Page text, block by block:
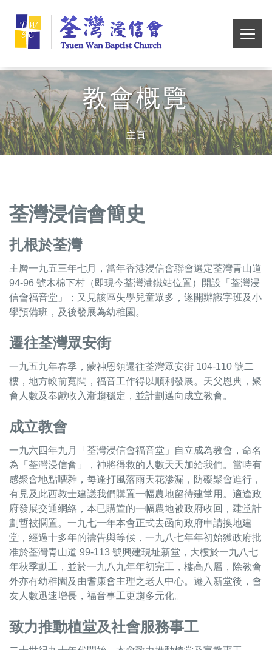
content
切
選
浸
信
會
教會概覽
主頁
荃灣浸信會簡史
扎根於荃灣
主曆一九五三年七月，當年香港浸信會聯會選定荃灣青山道
94-96 號木棉下村（即現今荃灣港鐵站位置）開設「荃灣浸
信會福音堂」；又見該區失學兒童眾多，遂開辦識字班及小
學預備班，及後發展為幼稚園。
遷往荃灣眾安街
一九五九年春季，蒙神恩領遷往荃灣眾安街 104-110 號二
樓，地方較前寬闊，福音工作得以順利發展。天父恩典，聚
會人數及奉獻收入漸趨穩定，並計劃邁向成立教會。
成立教會
一九六四年九月「荃灣浸信會福音堂」自立成為教會，命名
為「荃灣浸信會」，神將得救的人數天天加給我們。當時有
感聚會地點嘈雜，每逢打風落雨天花滲漏，防礙聚會進行，
有見及此西教士建議我們購置一幅農地留待建堂用。適逢政
府發展交通網絡，本已購置的一幅農地被政府收回，建堂計
劃暫被擱置。一九七一年本會正式去函向政府申請換地建
堂，經過十多年的禱告與等候，一九八七年年初始獲政府批
准於荃灣青山道 99-113 號興建現址新堂，大樓於一九八七
年秋季動工，並於一九八九年年初完工，樓高八層，除教會
外亦有幼稚園及由耆康會主理之老人中心。遷入新堂後，會
友人數迅速增長，福音事工更趨多元化。
致力推動植堂及社會服務事工